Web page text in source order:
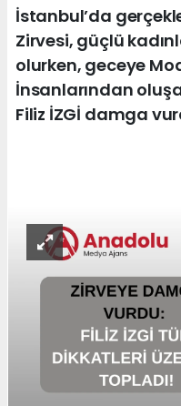
İstanbul’da
Zirvesi, güçlü
olurken, geceye
İnsanlarından
Filiz İZGİ damga